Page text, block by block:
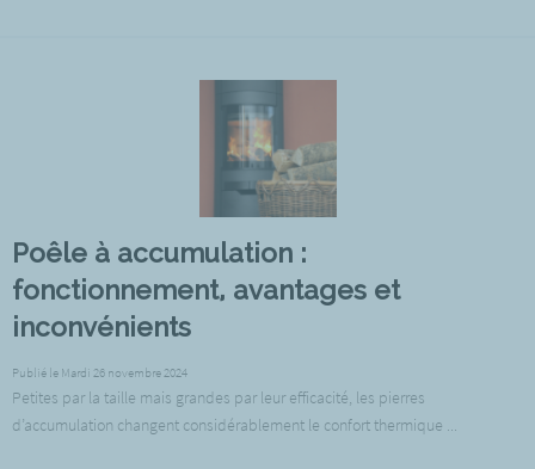
Poêle à accumulation :
fonctionnement, avantages et
inconvénients
Publié le Mardi 26 novembre 2024
Petites par la taille mais grandes par leur efficacité, les pierres
d’accumulation changent considérablement le confort thermique ...